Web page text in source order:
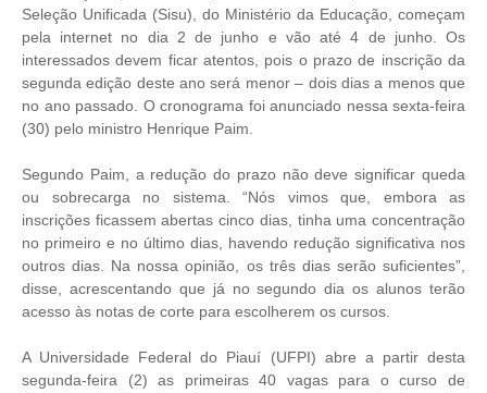
Seleção Unificada (Sisu), do Ministério da Educação, começam
pela internet no dia 2 de junho e vão até 4 de junho. Os
interessados devem ficar atentos, pois o prazo de inscrição da
segunda edição deste ano será menor – dois dias a menos que
no ano passado. O cronograma foi anunciado nessa sexta-feira
(30) pelo ministro Henrique Paim.
Segundo Paim, a redução do prazo não deve significar queda
ou sobrecarga no sistema. “Nós vimos que, embora as
inscrições ficassem abertas cinco dias, tinha uma concentração
no primeiro e no último dias, havendo redução significativa nos
outros dias. Na nossa opinião, os três dias serão suficientes”,
disse, acrescentando que já no segundo dia os alunos terão
acesso às notas de corte para escolherem os cursos.
A Universidade Federal do Piauí (UFPI) abre a partir desta
segunda-feira (2) as primeiras 40 vagas para o curso de